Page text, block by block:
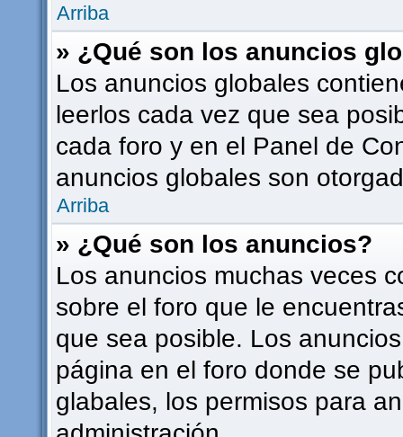
Arriba
» ¿Qué son los anuncios
Los anuncios globales
leerlos cada vez que sea
cada foro y en el Panel de
anuncios globales son
Arriba
» ¿Qué son los anuncios?
Los anuncios muchas veces
sobre el foro que le
que sea posible. Los
página en el foro donde se
glabales, los permisos para